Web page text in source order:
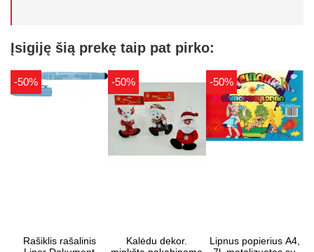
Įsigiję šią prekę taip pat pirko:
-50%
Rašiklis rašalinis
-50%
Kalėdu dekor.
-50%
Lipnus popierius A4,